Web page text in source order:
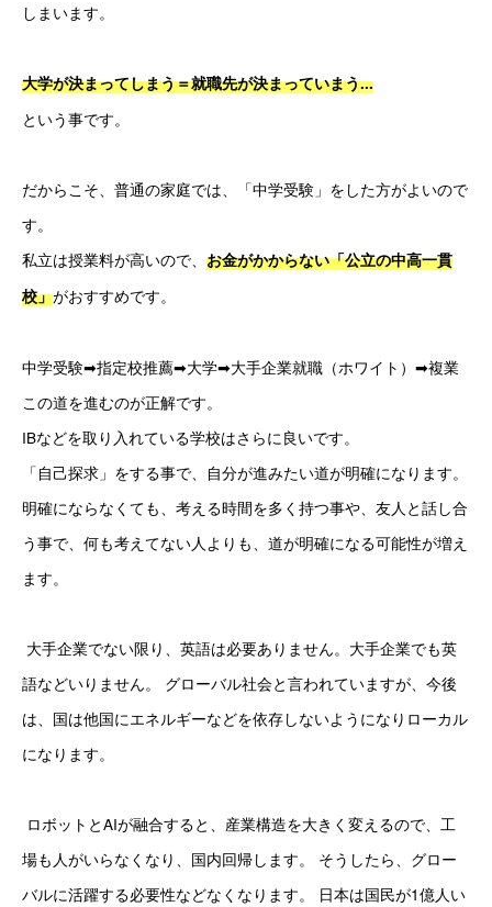
しまいます。
大学が決まってしまう＝就職先が決まっていまう...
という事です。
だからこそ、普通の家庭では、「中学受験」をした方がよいので
す。
私立は授業料が高いので、 お金がかからない「公立の中高一貫
校」がおすすめです。
中学受験➡指定校推薦➡大学➡大手企業就職（ホワイト）➡複業
この道を進むのが正解です。
IBなどを取り入れている学校はさらに良いです。
「自己探求」をする事で、自分が進みたい道が明確になります。
明確にならなくても、考える時間を多く持つ事や、友人と話し合
う事で、何も考えてない人よりも、道が明確になる可能性が増え
ます。
大手企業でない限り、英語は必要ありません。大手企業でも英
語などいりません。 グローバル社会と言われていますが、今後
は、国は他国にエネルギーなどを依存しないようになりローカル
になります。
ロボットとAIが融合すると、産業構造を大きく変えるので、工
場も人がいらなくなり、国内回帰します。 そうしたら、グロー
バルに活躍する必要性などなくなります。 日本は国民が1億人い